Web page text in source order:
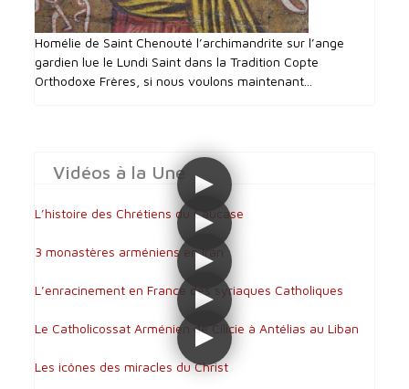
Homélie de Saint Chenouté l’archimandrite sur l’ange
gardien lue le Lundi Saint dans la Tradition Copte
Orthodoxe Frères, si nous voulons maintenant...
Vidéos à la Une
L’histoire des Chrétiens du Caucase
3 monastères arméniens en Iran
L’enracinement en France des syriaques Catholiques
Le Catholicossat Arménien de Cilicie à Antélias au Liban
Les icônes des miracles du Christ